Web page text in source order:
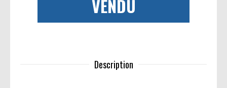
VENDU
Description